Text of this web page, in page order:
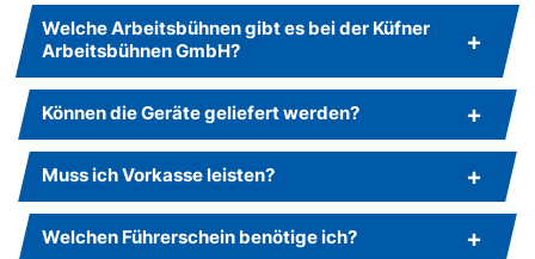
Welche Arbeitsbühnen gibt es bei der Küfner
Arbeitsbühnen GmbH?
Können die Geräte geliefert werden?
Muss ich Vorkasse leisten?
Welchen Führerschein benötige ich?